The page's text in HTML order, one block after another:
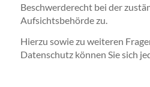
Beschwerderecht bei der
Aufsichtsbehörde zu.
Hierzu sowie zu weiteren
Datenschutz können Sie sich